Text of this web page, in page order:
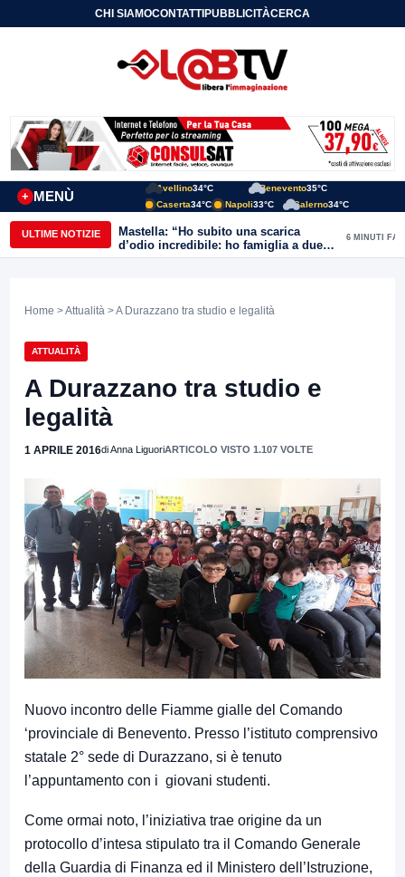
CHI SIAMOCONTATTIPUBBLICITÀCERCA
MENÙ
+
Avellino34°C Benevento35°C
Caserta34°C Napoli33°C Salerno34°C
ULTIME NOTIZIE
Mastella: “Ho subito una scarica
d’odio incredibile: ho famiglia a due
passi dal Calore”
6 MINUTI FA
Home >Attualità > A Durazzano tra studio e legalità
ATTUALITÀ
A Durazzano tra studio e
legalità
1 APRILE 2016di Anna LiguoriARTICOLO VISTO 1.107 VOLTE
Nuovo incontro delle Fiamme gialle del Comando
‘provinciale di Benevento. Presso l’istituto comprensivo
statale 2° sede di Durazzano, si è tenuto
l’appuntamento con i giovani studenti.
Come ormai noto, l’iniziativa trae origine da un
protocollo d’intesa stipulato tra il Comando Generale
della Guardia di Finanza ed il Ministero dell’Istruzione,